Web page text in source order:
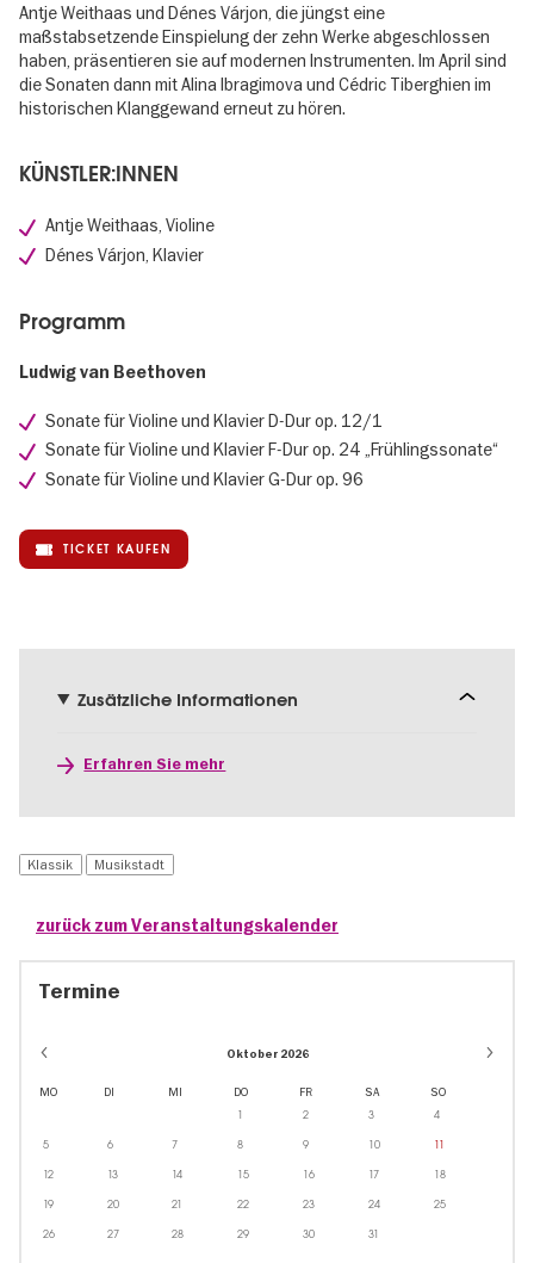
Antje Weithaas und Dénes Várjon, die jüngst eine
maßstabsetzende Einspielung der zehn Werke abgeschlossen
haben, präsentieren sie auf modernen Instrumenten. Im April sind
die Sonaten dann mit Alina Ibragimova und Cédric Tiberghien im
historischen Klanggewand erneut zu hören.
KÜNSTLER:INNEN
Antje Weithaas, Violine
Dénes Várjon, Klavier
Programm
Ludwig van Beethoven
Sonate für Violine und Klavier D-Dur op. 12/1
Sonate für Violine und Klavier F-Dur op. 24 „Frühlingssonate“
Sonate für Violine und Klavier G-Dur op. 96
TICKET KAUFEN
Zusätzliche Informationen
Erfahren Sie mehr
Klassik Musikstadt
zurück zum Veranstaltungskalender
Termine
Oktober 2026
MO DI MI DO FR SA SO
1 2 3 4
5 6 7 8 9 10 11
12 13 14 15 16 17 18
19 20 21 22 23 24 25
26 27 28 29 30 31